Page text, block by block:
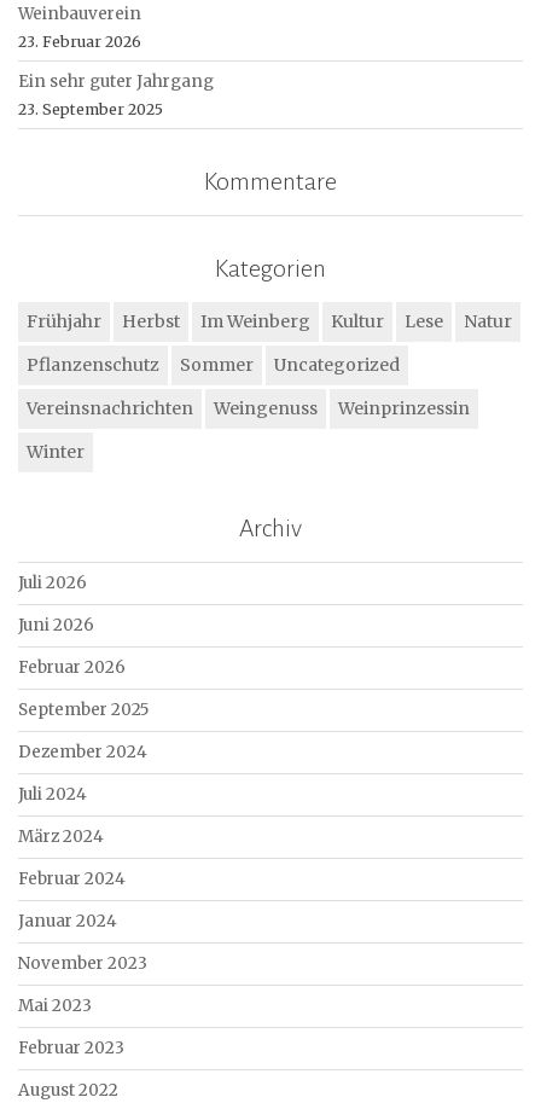
Weinbauverein
23. Februar 2026
Ein sehr guter Jahrgang
23. September 2025
Kommentare
Kategorien
Frühjahr Herbst Im Weinberg Kultur Lese
Natur
Pflanzenschutz
Sommer
Uncategorized
Vereinsnachrichten
Weingenuss
Weinprinzessin
Winter
Archiv
Juli 2026
Juni 2026
Februar 2026
September 2025
Dezember 2024
Juli 2024
März 2024
Februar 2024
Januar 2024
November 2023
Mai 2023
Februar 2023
August 2022